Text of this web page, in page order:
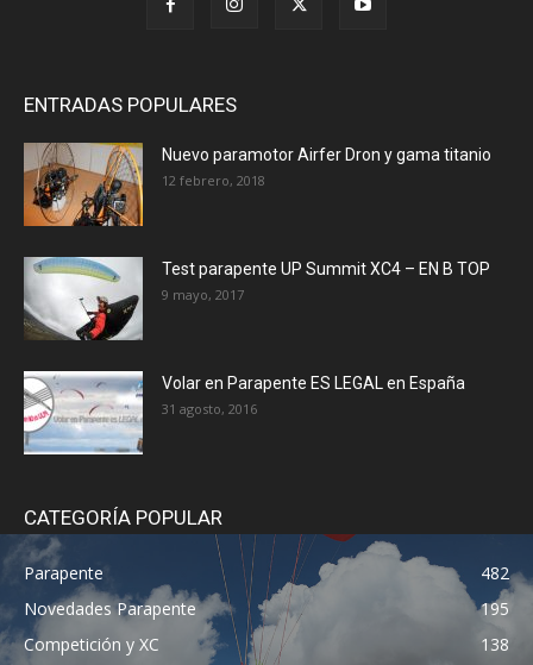
ENTRADAS POPULARES
Nuevo paramotor Airfer Dron y gama titanio
12 febrero, 2018
Test parapente UP Summit XC4 – EN B TOP
9 mayo, 2017
Volar en Parapente ES LEGAL en España
31 agosto, 2016
CATEGORÍA POPULAR
Parapente
482
Novedades Parapente
195
Competición y XC
138